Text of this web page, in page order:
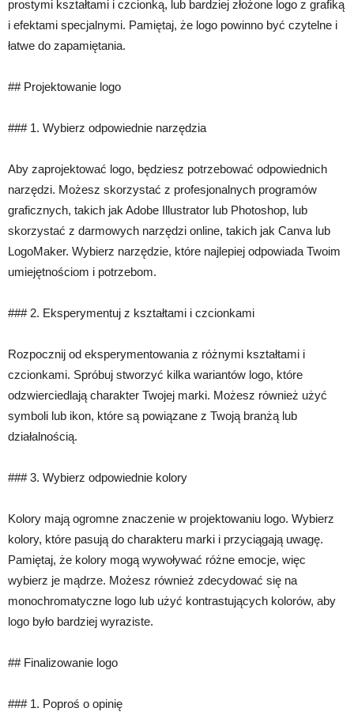
prostymi kształtami i czcionką, lub bardziej złożone logo z grafiką
i efektami specjalnymi. Pamiętaj, że logo powinno być czytelne i
łatwe do zapamiętania.
## Projektowanie logo
### 1. Wybierz odpowiednie narzędzia
Aby zaprojektować logo, będziesz potrzebować odpowiednich
narzędzi. Możesz skorzystać z profesjonalnych programów
graficznych, takich jak Adobe Illustrator lub Photoshop, lub
skorzystać z darmowych narzędzi online, takich jak Canva lub
LogoMaker. Wybierz narzędzie, które najlepiej odpowiada Twoim
umiejętnościom i potrzebom.
### 2. Eksperymentuj z kształtami i czcionkami
Rozpocznij od eksperymentowania z różnymi kształtami i
czcionkami. Spróbuj stworzyć kilka wariantów logo, które
odzwierciedlają charakter Twojej marki. Możesz również użyć
symboli lub ikon, które są powiązane z Twoją branżą lub
działalnością.
### 3. Wybierz odpowiednie kolory
Kolory mają ogromne znaczenie w projektowaniu logo. Wybierz
kolory, które pasują do charakteru marki i przyciągają uwagę.
Pamiętaj, że kolory mogą wywoływać różne emocje, więc
wybierz je mądrze. Możesz również zdecydować się na
monochromatyczne logo lub użyć kontrastujących kolorów, aby
logo było bardziej wyraziste.
## Finalizowanie logo
### 1. Poproś o opinię